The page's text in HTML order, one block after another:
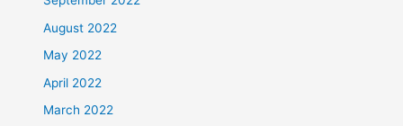
August 2022
May 2022
April 2022
March 2022